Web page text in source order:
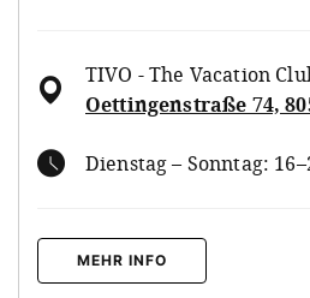
TIVO - The Vacation
Oettingenstraße 74,
Dienstag – Sonntag:
MEHR INFO